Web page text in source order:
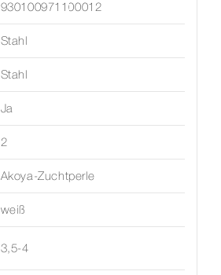
930100971100012
Stahl
Stahl
Ja
2
Akoya-Zuchtperle
weiß
3,5-4